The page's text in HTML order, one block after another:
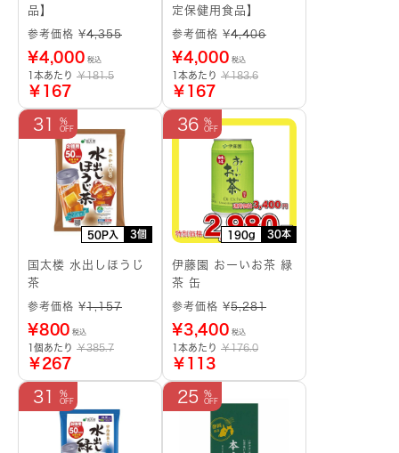
品】
参考価格 ¥4,355
¥4,000 税込
1本あたり ￥181.5
￥167
定保健用食品】
参考価格 ¥4,406
¥4,000 税込
1本あたり ￥183.6
￥167
50P入 3個
31
国太楼 水出しほうじ
茶
参考価格 ¥1,157
¥800 税込
1個あたり ￥385.7
￥267
190g 30本
36
伊藤園 おーいお茶 緑
茶 缶
参考価格 ¥5,281
¥3,400 税込
1本あたり ￥176.0
￥113
31 25